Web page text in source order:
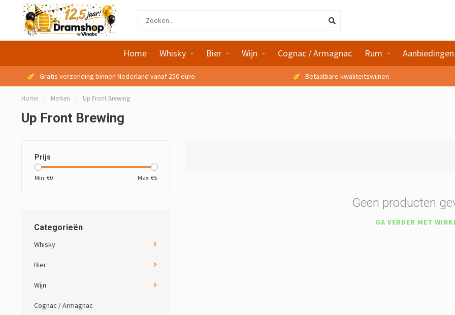
Home Whisky Bier Wijn Cognac / Armagnac Rum Aanbiedingen
Gratis verzending binnen Nederland vanaf 250 euro Betaalbare kwaliteitswijnen
Home / Merken / Up Front Brewing
Up Front Brewing
Prijs
Min: €0 Max: €5
Categorieën
Whisky
Bier
Wijn
Cognac / Armagnac
Geen producten
GA VERDER MET